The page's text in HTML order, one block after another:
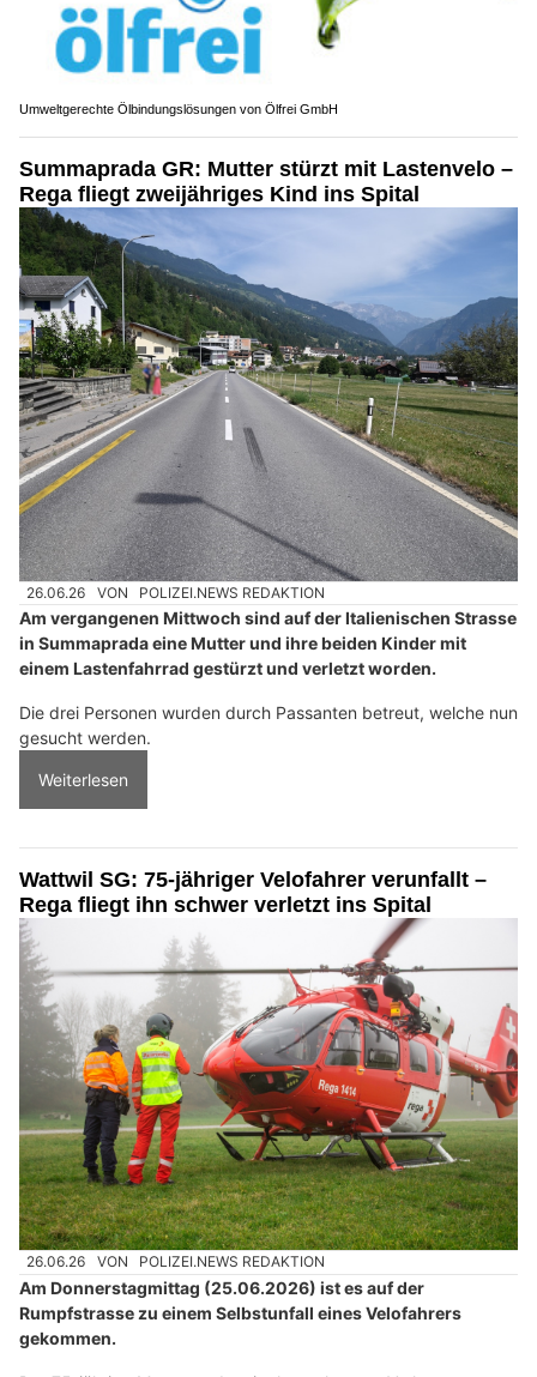
Umweltgerechte Ölbindungslösungen von Ölfrei GmbH
Summaprada GR: Mutter stürzt mit Lastenvelo –
Rega fliegt zweijähriges Kind ins Spital
26.06.26 VON POLIZEI.NEWS REDAKTION
Am vergangenen Mittwoch sind auf der Italienischen Strasse
in Summaprada eine Mutter und ihre beiden Kinder mit
einem Lastenfahrrad gestürzt und verletzt worden.
Die drei Personen wurden durch Passanten betreut, welche nun
gesucht werden.
Weiterlesen
Wattwil SG: 75-jähriger Velofahrer verunfallt –
Rega fliegt ihn schwer verletzt ins Spital
26.06.26 VON POLIZEI.NEWS REDAKTION
Am Donnerstagmittag (25.06.2026) ist es auf der
Rumpfstrasse zu einem Selbstunfall eines Velofahrers
gekommen.